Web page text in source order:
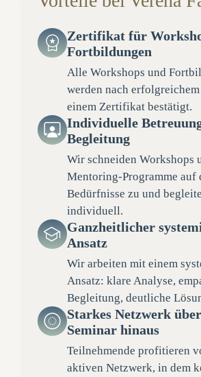
Zertifikat für
Fortbildungen
Alle Workshops und
werden nach
einem Zertifikat bestätigt.
Individuelle
Begleitung
Wir schneiden Workshops
Mentoring-Programme auf
Bedürfnisse zu und
individuell.
Ganzheitlicher
Ansatz
Wir arbeiten mit einem
Ansatz: klare Analyse,
Begleitung, deutliche
Starkes Netzwerk
Seminar hinaus
Teilnehmende profitieren
aktiven Netzwerk, in dem